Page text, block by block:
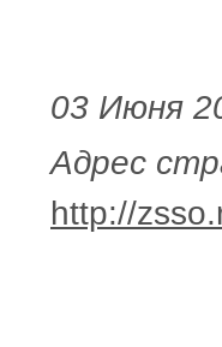
03 Июня
Адрес
http://